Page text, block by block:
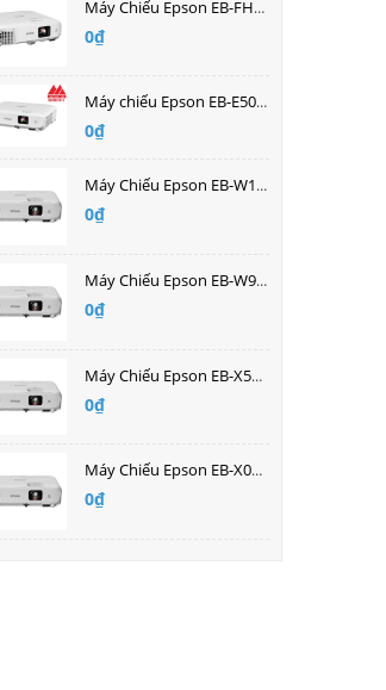
Máy Chiếu Epson EB-FH53 ( Hàng Chính Hãng )| Bán buôn giá tốt nhất
0₫
Máy chiếu Epson EB-E500 (Hàng chính hãng bảo hành 2 năm)| Bán buôn giá tốt nhất
0₫
Máy Chiếu Epson EB-W141 ( Hàng Chính Hãng )| Bán buôn giá tốt nhất
0₫
Máy Chiếu Epson EB-W96 ( Hàng Chính Hãng )| Bán buôn giá tốt nhất
0₫
Máy Chiếu Epson EB-X52 ( Hàng Chính Hãng )| Bán buôn giá tốt nhất
0₫
Máy Chiếu Epson EB-X07 ( Hàng Chính Hãng )| Bán buôn giá tốt nhất
0₫